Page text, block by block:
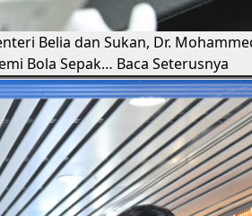
Belia dan Sukan, Dr.
Bola Sepak…Baca Seterusnya